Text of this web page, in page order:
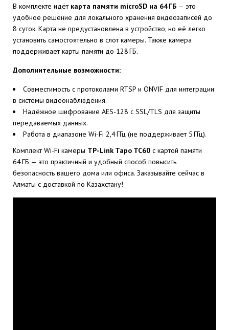
В комплекте идёт карта памяти microSD на 64 ГБ — это
удобное решение для локального хранения видеозаписей до
8 суток. Карта не предустановлена в устройство, но её легко
установить самостоятельно в слот камеры. Также камера
поддерживает карты памяти до 128 ГБ.
Дополнительные возможности:
Совместимость с протоколами RTSP и ONVIF для интеграции
в системы видеонаблюдения.
Надёжное шифрование AES-128 с SSL/TLS для защиты
передаваемых данных.
Работа в диапазоне Wi-Fi 2,4 ГГц (не поддерживает 5 ГГц).
Комплект Wi-Fi камеры TP-Link Tapo TC60 с картой памяти
64 ГБ — это практичный и удобный способ повысить
безопасность вашего дома или офиса. Заказывайте сейчас в
Алматы с доставкой по Казахстану!